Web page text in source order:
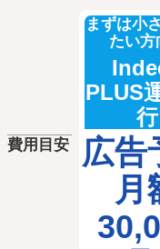
カテゴリか
まずは小
たい方
PLUS
行
費用目安
広告
月